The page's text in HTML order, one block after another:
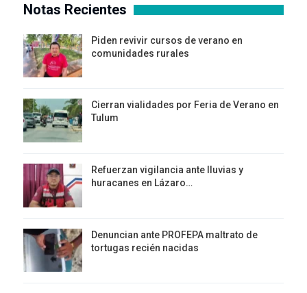
Notas Recientes
Piden revivir cursos de verano en
comunidades rurales
Cierran vialidades por Feria de Verano en
Tulum
Refuerzan vigilancia ante lluvias y
huracanes en Lázaro…
Denuncian ante PROFEPA maltrato de
tortugas recién nacidas